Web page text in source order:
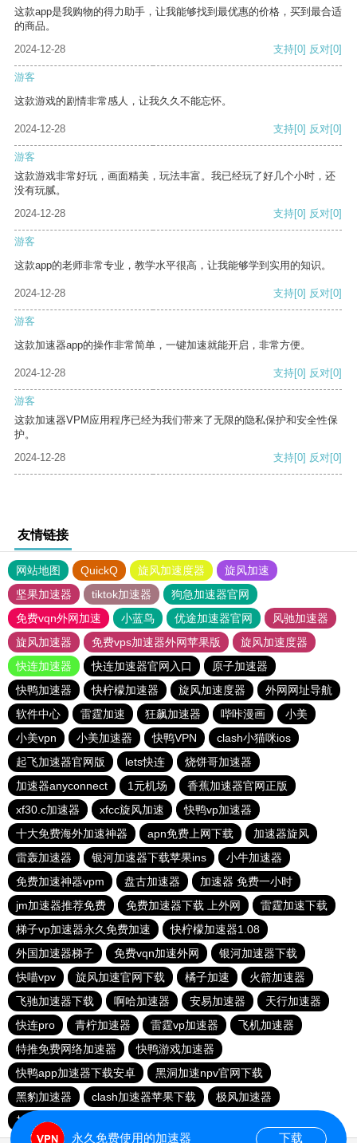
这款app是我购物的得力助手，让我能够找到最优惠的价格，买到最合适
的商品。
2024-12-28
支持[0] 反对[0]
游客
这款游戏的剧情非常感人，让我久久不能忘怀。
2024-12-28 支持[0] 反对[0]
游客
这款游戏非常好玩，画面精美，玩法丰富。我已经玩了好几个小时，还
没有玩腻。
2024-12-28
支持[0] 反对[0]
游客
这款app的老师非常专业，教学水平很高，让我能够学到实用的知识。
2024-12-28 支持[0] 反对[0]
游客
这款加速器app的操作非常简单，一键加速就能开启，非常方便。
2024-12-28 支持[0] 反对[0]
游客
这款加速器VPM应用程序已经为我们带来了无限的隐私保护和安全性保
护。
2024-12-28
支持[0] 反对[0]
友情链接
网站地图 QuickQ 旋风加速度器
旋风加速
坚果加速器
tiktok加速器
狗急加速器官网
免费vqn外网加速
小蓝鸟 优途加速器官网
风驰加速器
旋风加速器
免费vps加速器外网苹果版
旋风加速度器
快连加速器
快连加速器官网入口
原子加速器
快鸭加速器
快柠檬加速器 旋风加速度器
外网网址导航
软件中心
雷霆加速 狂飙加速器 哔咔漫画
小美
小美vpn
小美加速器 快鸭VPN
clash小猫咪ios
起飞加速器官网版
lets快连
烧饼哥加速器
加速器anyconnect
1元机场
香蕉加速器官网正版
xf30.c加速器
xfcc旋风加速
快鸭vp加速器
十大免费海外加速神器
apn免费上网下载
加速器旋风
雷轰加速器
银河加速器下载苹果ins
小牛加速器
免费加速神器vpm
盘古加速器
加速器 免费一小时
jm加速器推荐免费
免费加速器下载 上外网
雷霆加速下载
梯子vp加速器永久免费加速
快柠檬加速器1.08
外国加速器梯子
免费vqn加速外网
银河加速器下载
快喵vpv
旋风加速官网下载 橘子加速
火箭加速器
飞驰加速器下载
啊哈加速器 安易加速器
天行加速器
快连pro
青柠加速器 雷霆vp加速器
飞机加速器
特推免费网络加速器
快鸭游戏加速器
快鸭app加速器下载安卓
黑洞加速npv官网下载
黑豹加速器
clash加速器苹果下载
极风加速器
加速器梯子推荐
永久免费使用的加速器 下载